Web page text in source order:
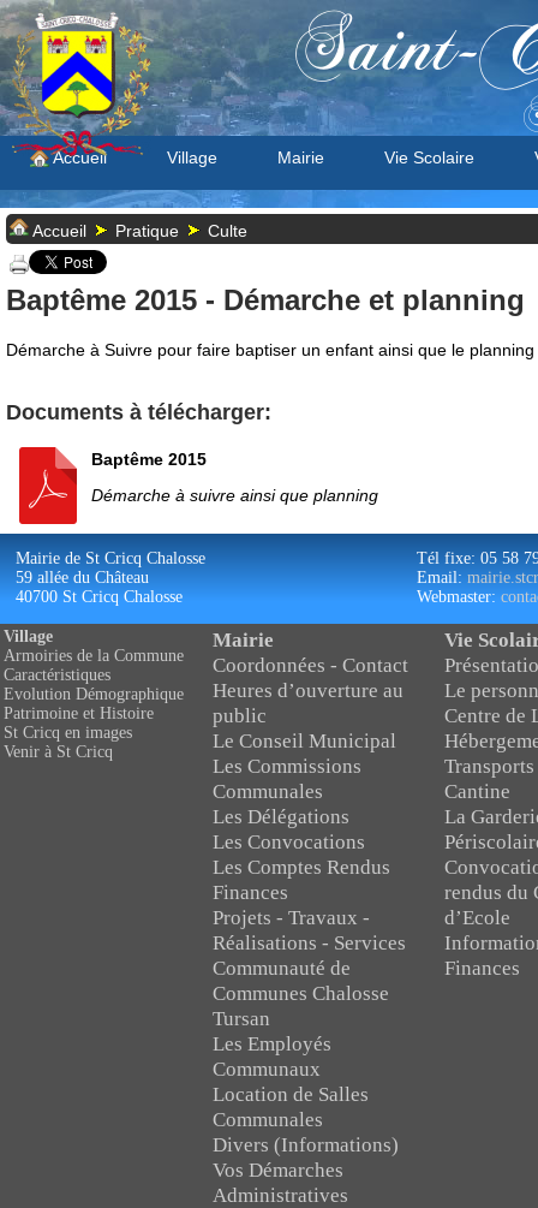
Saint-
Accueil Village Mairie Vie Scolaire
Accueil Pratique Culte
Baptême 2015 - Démarche et planning
Démarche à Suivre pour faire baptiser un enfant ainsi que le planning
Documents à télécharger:
Baptême 2015
Démarche à suivre ainsi que planning
Mairie de St Cricq Chalosse
59 allée du Château
40700 St Cricq Chalosse
Tél fixe: 05 58
Email:
Webmaster:
Village
Armoiries de la Commune
Caractéristiques
Evolution Démographique
Patrimoine et Histoire
St Cricq en images
Venir à St Cricq
Mairie
Coordonnées - Contact
Heures d’ouverture au
public
Le Conseil Municipal
Les Commissions
Communales
Les Délégations
Les Convocations
Les Comptes Rendus
Finances
Projets - Travaux -
Réalisations - Services
Communauté de
Communes Chalosse
Tursan
Les Employés
Communaux
Location de Salles
Communales
Divers (Informations)
Vos Démarches
Administratives
Vie
Le
Centre de
Cantine
La
rendus du
d’Ecole
Finances